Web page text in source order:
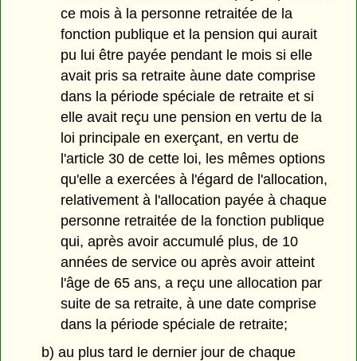
ce mois à la personne retraitée de la
fonction publique et la pension qui aurait
pu lui être payée pendant le mois si elle
avait pris sa retraite àune date comprise
dans la période spéciale de retraite et si
elle avait reçu une pension en vertu de la
loi principale en exerçant, en vertu de
l'article 30 de cette loi, les mêmes options
qu'elle a exercées à l'égard de l'allocation,
relativement à l'allocation payée à chaque
personne retraitée de la fonction publique
qui, après avoir accumulé plus, de 10
années de service ou après avoir atteint
l'âge de 65 ans, a reçu une allocation par
suite de sa retraite, à une date comprise
dans la période spéciale de retraite;
b) au plus tard le dernier jour de chaque